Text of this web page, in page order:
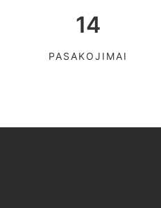
14
PASAKOJIMAI